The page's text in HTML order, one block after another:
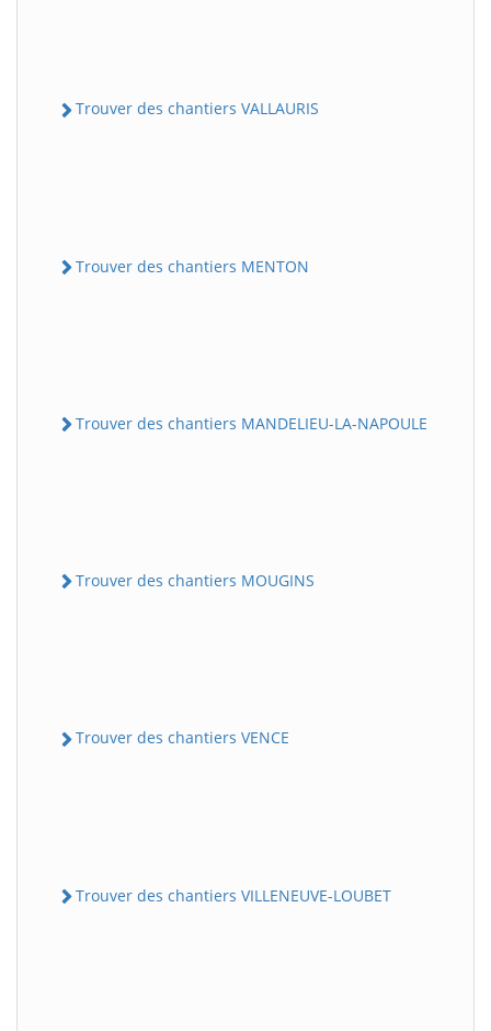
Trouver des chantiers VALLAURIS
Trouver des chantiers MENTON
Trouver des chantiers MANDELIEU-LA-NAPOULE
Trouver des chantiers MOUGINS
Trouver des chantiers VENCE
Trouver des chantiers VILLENEUVE-LOUBET